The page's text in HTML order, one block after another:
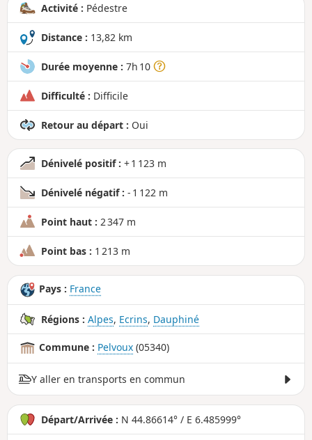
n
d
Activité : Pédestre
Distance : 13,82 km
Durée moyenne : 7h 10
Difficulté : Difficile
Retour au départ : Oui
Dénivelé positif : + 1 123 m
Dénivelé négatif : - 1 122 m
Point haut : 2 347 m
Point bas : 1 213 m
Pays : France
Régions : Alpes, Ecrins, Dauphiné
Commune : Pelvoux (05340)
Y aller en transports en commun
Départ/Arrivée : N 44.86614° / E 6.485999°